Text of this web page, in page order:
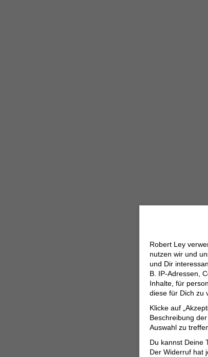
Robert Ley
nutzen wir und
und Dir
B. IP-Adressen,
Inhalte, für
diese für Dich zu
Klicke auf
Beschreibung
Auswahl zu
Du kannst Deine
Der Widerruf hat